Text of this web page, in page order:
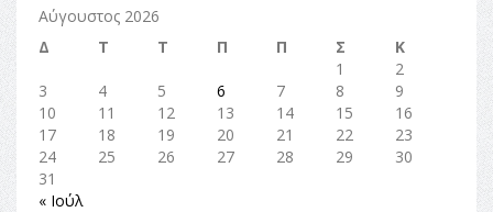
Αύγουστος 2026
Δ
Τ Τ Π Π Σ
Κ
1
2
3
4 5 6 7 8
9
10
11 12 13 14 15
16
17
18 19 20 21 22
23
24
25 26 27 28 29
30
31
« Ιούλ